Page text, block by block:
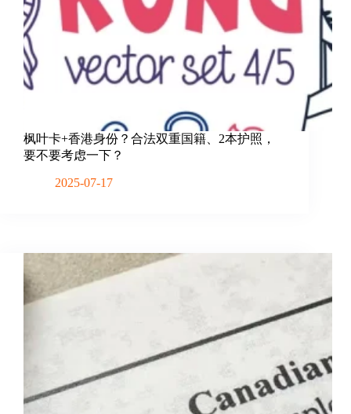
枫叶卡+香港身份？合法双重国籍、2本护照，
要不要考虑一下？
2025-07-17